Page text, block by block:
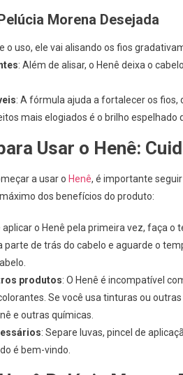
Morena Desejada
o uso, ele vai alisando os fios
: Além de alisar, o Henê deixa o
: A fórmula ajuda a fortalecer os fios,
mais elogiados é o brilho espelhado
Usar o Henê:
a usar o Henê, é importante
dos benefícios do produto:
aplicar o Henê pela primeira vez, faça
de trás do cabelo e aguarde o
produtos: O Henê é incompatível
Se você usa tinturas ou
e outras químicas.
: Separe luvas, pincel de
é bem-vindo.